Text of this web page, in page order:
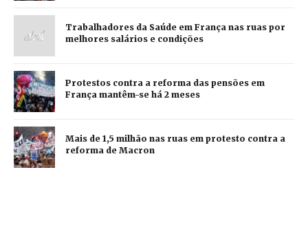
Trabalhadores da Saúde em França nas ruas por
melhores salários e condições
Protestos contra a reforma das pensões em
França mantêm-se há 2 meses
Mais de 1,5 milhão nas ruas em protesto contra a
reforma de Macron